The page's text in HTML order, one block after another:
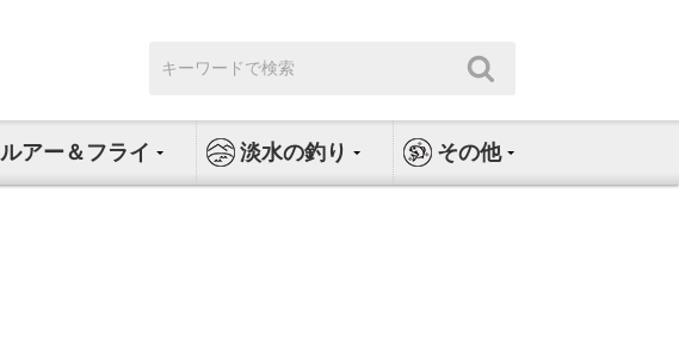
索:
ルアー＆フライ 淡水の釣り その他